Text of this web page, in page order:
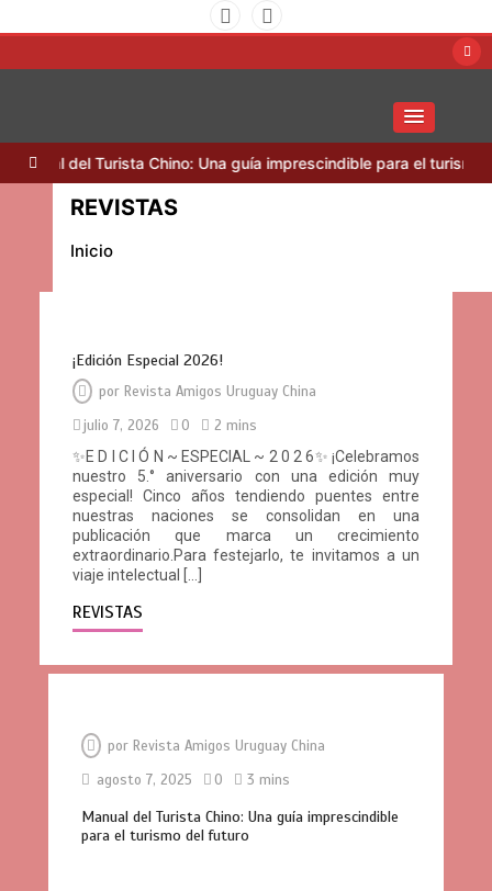
al
contenido
Turista Chino: Una guía imprescindible para el turismo del futuro
REVISTAS
Inicio
¡Edición Especial 2026!
por Revista Amigos Uruguay China
julio 7, 2026
0
2 mins
✨E D I C I Ó N ~ ESPECIAL ~ 2 0 2 6✨ ¡Celebramos
nuestro 5.° aniversario con una edición muy
especial! Cinco años tendiendo puentes entre
nuestras naciones se consolidan en una
publicación que marca un crecimiento
extraordinario.Para festejarlo, te invitamos a un
viaje intelectual […]
REVISTAS
por Revista Amigos Uruguay China
agosto 7, 2025
0 3 mins
Manual del Turista Chino: Una guía imprescindible
para el turismo del futuro